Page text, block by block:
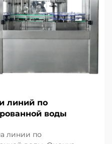
линий по
воды
линии по